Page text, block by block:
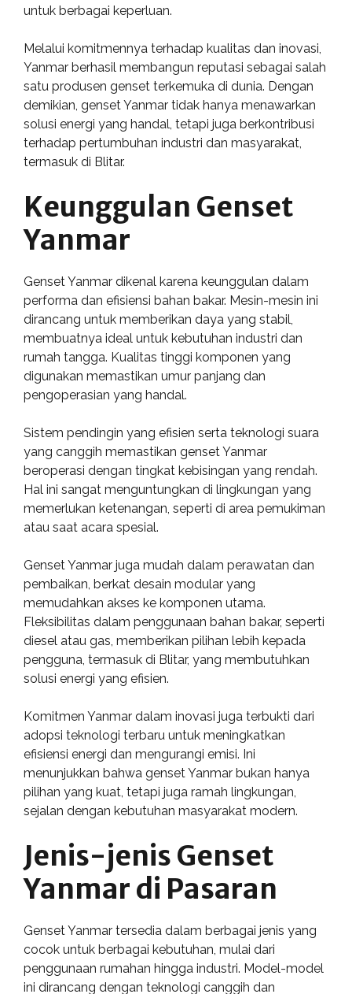
untuk berbagai keperluan.
Melalui komitmennya terhadap kualitas dan inovasi,
Yanmar berhasil membangun reputasi sebagai salah
satu produsen genset terkemuka di dunia. Dengan
demikian, genset Yanmar tidak hanya menawarkan
solusi energi yang handal, tetapi juga berkontribusi
terhadap pertumbuhan industri dan masyarakat,
termasuk di Blitar.
Keunggulan Genset
Yanmar
Genset Yanmar dikenal karena keunggulan dalam
performa dan efisiensi bahan bakar. Mesin-mesin ini
dirancang untuk memberikan daya yang stabil,
membuatnya ideal untuk kebutuhan industri dan
rumah tangga. Kualitas tinggi komponen yang
digunakan memastikan umur panjang dan
pengoperasian yang handal.
Sistem pendingin yang efisien serta teknologi suara
yang canggih memastikan genset Yanmar
beroperasi dengan tingkat kebisingan yang rendah.
Hal ini sangat menguntungkan di lingkungan yang
memerlukan ketenangan, seperti di area pemukiman
atau saat acara spesial.
Genset Yanmar juga mudah dalam perawatan dan
pembaikan, berkat desain modular yang
memudahkan akses ke komponen utama.
Fleksibilitas dalam penggunaan bahan bakar, seperti
diesel atau gas, memberikan pilihan lebih kepada
pengguna, termasuk di Blitar, yang membutuhkan
solusi energi yang efisien.
Komitmen Yanmar dalam inovasi juga terbukti dari
adopsi teknologi terbaru untuk meningkatkan
efisiensi energi dan mengurangi emisi. Ini
menunjukkan bahwa genset Yanmar bukan hanya
pilihan yang kuat, tetapi juga ramah lingkungan,
sejalan dengan kebutuhan masyarakat modern.
Jenis-jenis Genset
Yanmar di Pasaran
Genset Yanmar tersedia dalam berbagai jenis yang
cocok untuk berbagai kebutuhan, mulai dari
penggunaan rumahan hingga industri. Model-model
ini dirancang dengan teknologi canggih dan